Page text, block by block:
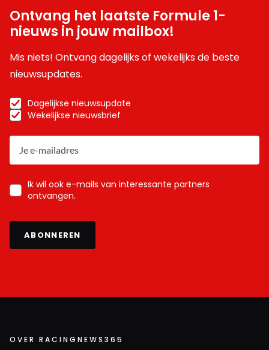
Ontvang het laatste Formule 1-
nieuws in jouw mailbox!
Mis niets! Ontvang dagelijks of wekelijks de beste
nieuwsupdates.
Dagelijkse nieuwsupdate
Wekelijkse nieuwsbrief
Ik wil ook e-mails van interessante partners
ontvangen.
ABONNEREN
OVER RACINGNEWS365